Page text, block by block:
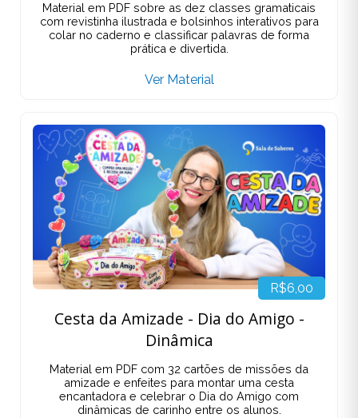
Material em PDF sobre as dez classes gramaticais
com revistinha ilustrada e bolsinhos interativos para
colar no caderno e classificar palavras de forma
prática e divertida.
Ver Material
R$6,00
Cesta da Amizade - Dia do Amigo -
Dinâmica
Material em PDF com 32 cartões de missões da
amizade e enfeites para montar uma cesta
encantadora e celebrar o Dia do Amigo com
dinâmicas de carinho entre os alunos.